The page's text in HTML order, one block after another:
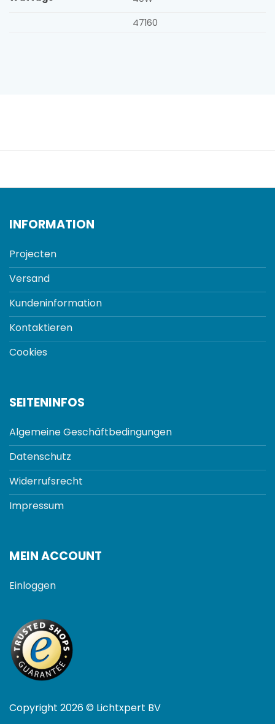
47160
INFORMATION
Projecten
Versand
Kundeninformation
Kontaktieren
Cookies
SEITENINFOS
Algemeine Geschäftbedingungen
Datenschutz
Widerrufsrecht
Impressum
MEIN ACCOUNT
Einloggen
Copyright 2026 © Lichtxpert BV